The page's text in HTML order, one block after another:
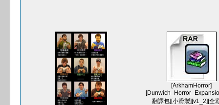
[ArkhamHorror]
翻譯包][小滑製][v1_2][全